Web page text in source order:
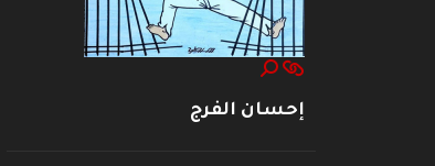
إحسان الفرج